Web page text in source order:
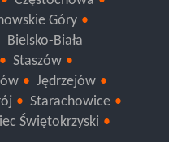
Częstochowa
Góry
Bielsko-Biała
Staszów
Jędrzejów
Starachowice
Świętokrzyski